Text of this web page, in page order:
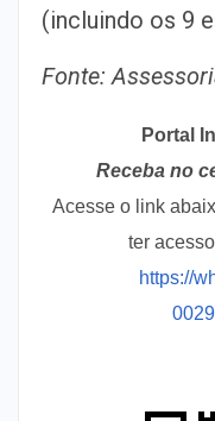
(incluindo os 9
Fonte:
Portal
Receba no
Acesse o link
ter
https://